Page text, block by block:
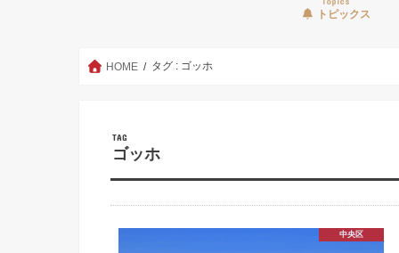
トピックス
HOME タグ : ゴッホ
TAG
ゴッホ
中央区